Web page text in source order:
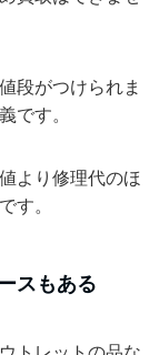
段がつけられま
です。
より修理代のほ
す。
スもある